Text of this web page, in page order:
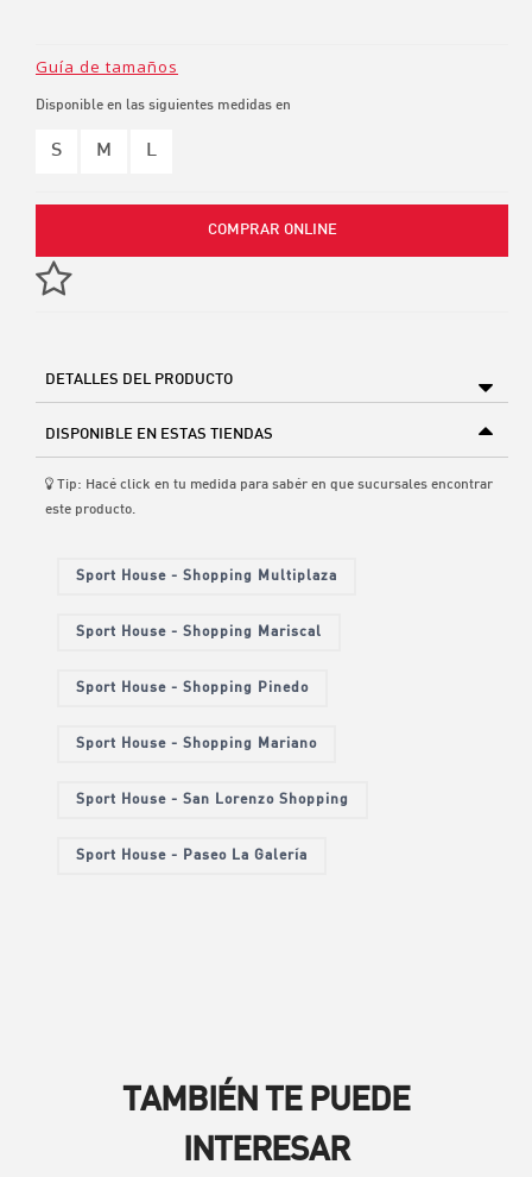
Guía de tamaños
Disponible en las siguientes medidas en
S M L
COMPRAR ONLINE
DETALLES DEL PRODUCTO
DISPONIBLE EN ESTAS TIENDAS
Tip: Hacé click en tu medida para sabér en que sucursales encontrar
este producto.
Sport House - Shopping Multiplaza
Sport House - Shopping Mariscal
Sport House - Shopping Pinedo
Sport House - Shopping Mariano
Sport House - San Lorenzo Shopping
Sport House - Paseo La Galería
TAMBIÉN TE PUEDE
INTERESAR